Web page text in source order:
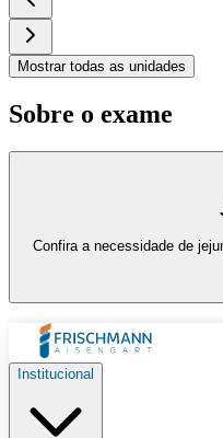
Mostrar todas as unidades
Sobre o exame
Confira a necessidade de
Institucional